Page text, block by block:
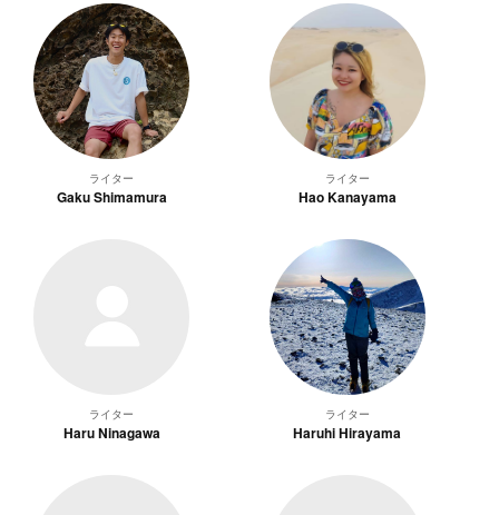
ライター
Gaku Shimamura
ライター
Hao Kanayama
ライター
Haru Ninagawa
ライター
Haruhi Hirayama